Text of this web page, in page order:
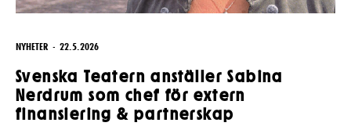
NYHETER 22.5.2026
Svenska Teatern anställer Sabina
Nerdrum som chef för extern
finansiering & partnerskap